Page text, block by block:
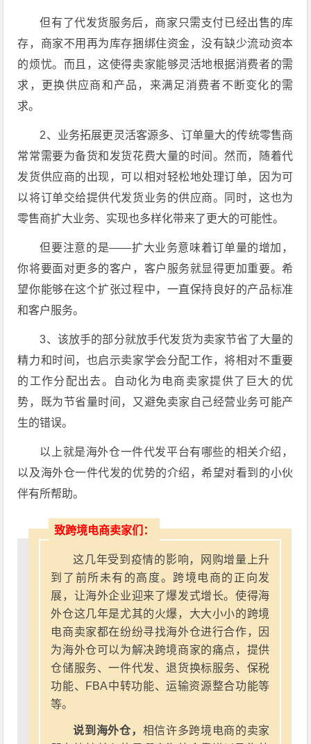
但有了代发货服务后，商家只需支付已经出售的库
存，商家不用再为库存捆绑住资金，没有缺少流动资本
的烦忧。而且，这使得卖家能够灵活地根据消费者的需
求，更换供应商和产品，来满足消费者不断变化的需
求。
2、业务拓展更灵活客源多、订单量大的传统零售商
常常需要为备货和发货花费大量的时间。然而，随着代
发货供应商的出现，可以相对轻松地处理订单，因为可
以将订单交给提供代发货业务的供应商。同时，这也为
零售商扩大业务、实现也多样化带来了更大的可能性。
但要注意的是——扩大业务意味着订单量的增加，
你将要面对更多的客户，客户服务就显得更加重要。希
望你能够在这个扩张过程中，一直保持良好的产品标准
和客户服务。
3、该放手的部分就放手代发货为卖家节省了大量的
精力和时间，也启示卖家学会分配工作，将相对不重要
的工作分配出去。自动化为电商卖家提供了巨大的优
势，既为节省量时间，又避免卖家自己经营业务可能产
生的错误。
以上就是海外仓一件代发平台有哪些的相关介绍，
以及海外仓一件代发的优势的介绍，希望对看到的小伙
伴有所帮助。
致跨境电商卖家们：
这几年受到疫情的影响，网购增量上升
到了前所未有的高度。跨境电商的正向发
展，让海外企业迎来了爆发式增长。使得海
外仓这几年是尤其的火爆，大大小小的跨境
电商卖家都在纷纷寻找海外仓进行合作，因
为海外仓可以为解决跨境商家的痛点，提供
仓储服务、一件代发、退货换标服务、保税
功能、FBA中转功能、运输资源整合功能等
等。
说到海外仓， 相信许多跨境电商的卖家